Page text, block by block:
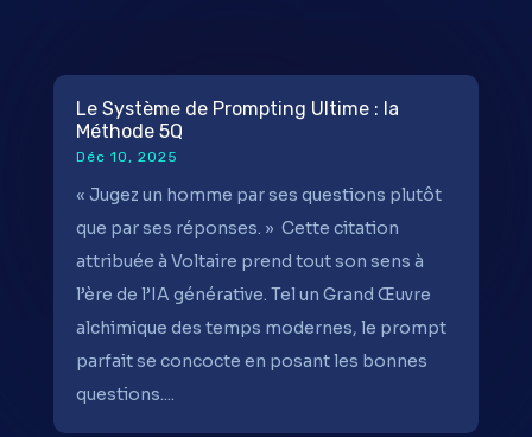
Le Système de Prompting Ultime : la
Méthode 5Q
Déc 10, 2025
« Jugez un homme par ses questions plutôt
que par ses réponses. » Cette citation
attribuée à Voltaire prend tout son sens à
l’ère de l’IA générative. Tel un Grand Œuvre
alchimique des temps modernes, le prompt
parfait se concocte en posant les bonnes
questions....